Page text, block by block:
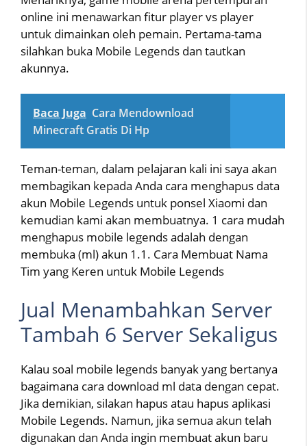
online ini menawarkan fitur player vs player
untuk dimainkan oleh pemain. Pertama-tama
silahkan buka Mobile Legends dan tautkan
akunnya.
Baca Juga Cara Mendownload
Minecraft Gratis Di Hp
Teman-teman, dalam pelajaran kali ini saya akan
membagikan kepada Anda cara menghapus data
akun Mobile Legends untuk ponsel Xiaomi dan
kemudian kami akan membuatnya. 1 cara mudah
menghapus mobile legends adalah dengan
membuka (ml) akun 1.1. Cara Membuat Nama
Tim yang Keren untuk Mobile Legends
Jual Menambahkan Server
Tambah 6 Server Sekaligus
Kalau soal mobile legends banyak yang bertanya
bagaimana cara download ml data dengan cepat.
Jika demikian, silakan hapus atau hapus aplikasi
Mobile Legends. Namun, jika semua akun telah
digunakan dan Anda ingin membuat akun baru